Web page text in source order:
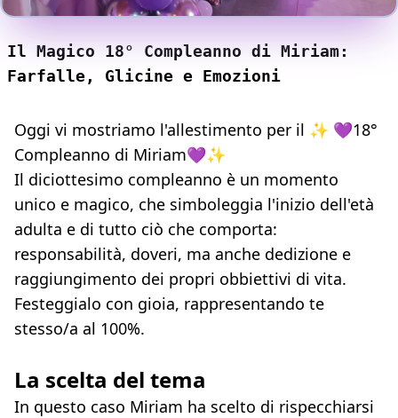
Il Magico 18° Compleanno di Miriam:
Farfalle, Glicine e Emozioni
Oggi vi mostriamo l'allestimento per il ✨ 💜18°
Compleanno di Miriam💜✨
Il diciottesimo compleanno è un momento
unico e magico, che simboleggia l'inizio dell'età
adulta e di tutto ciò che comporta:
responsabilità, doveri, ma anche dedizione e
raggiungimento dei propri obbiettivi di vita.
Festeggialo con gioia, rappresentando te
stesso/a al 100%.
La scelta del tema
In questo caso Miriam ha scelto di rispecchiarsi